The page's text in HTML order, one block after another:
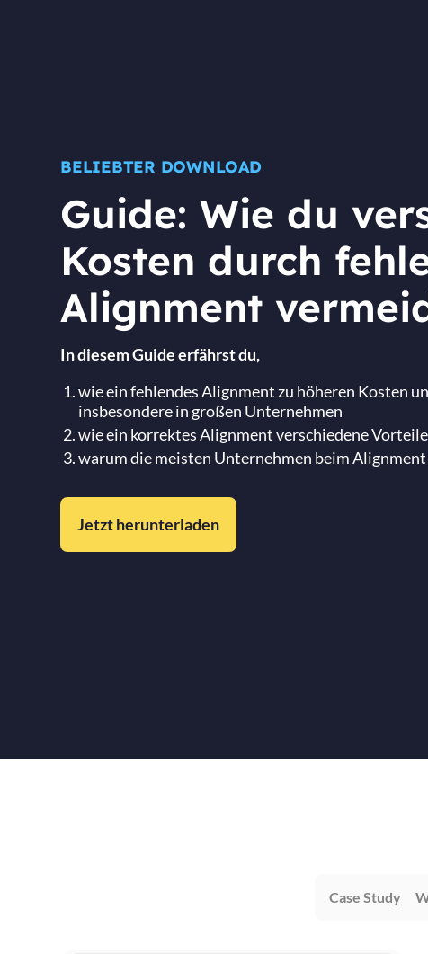
BELIEBTER DOWNLOAD
Guide: Wie du
Kosten durch
Alignment
In diesem Guide erfährst du,
wie ein fehlendes Alignment zu höheren Kosten
insbesondere in großen Unternehmen
wie ein korrektes Alignment verschiedene
warum die meisten Unternehmen beim
Jetzt herunterladen
Case Study